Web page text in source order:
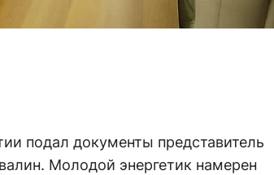
подал документы представитель
Молодой энергетик намерен